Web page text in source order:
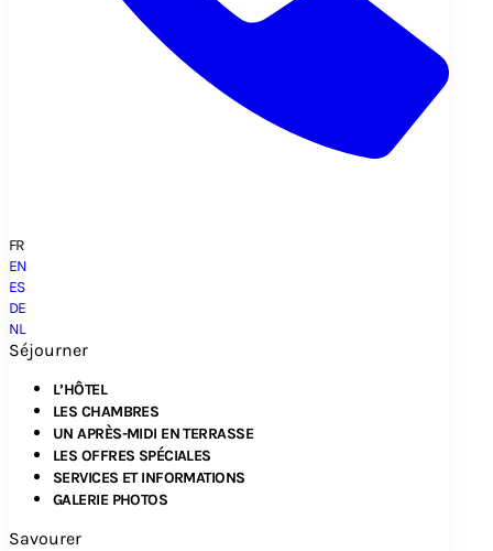
FR
EN
ES
DE
NL
Séjourner
L’HÔTEL
LES CHAMBRES
UN APRÈS-MIDI EN TERRASSE
LES OFFRES SPÉCIALES
SERVICES ET INFORMATIONS
GALERIE PHOTOS
Savourer